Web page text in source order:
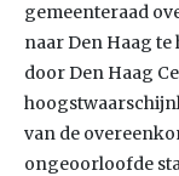
gemeenteraad
naar Den Haag
door Den Haag
van de
ongeoorloofde